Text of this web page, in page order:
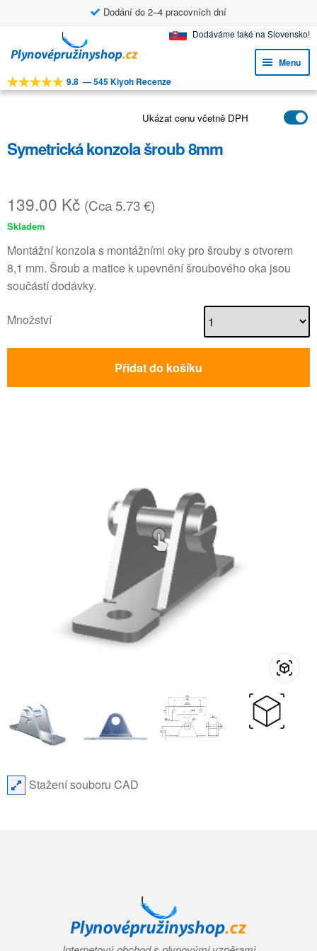
Dodání do 2–4 pracovních dní
na
k
webu
Dodáváme také na Slovensko!
Menu
NÁSTROJE
menu
APLIKACE
FAQ
9.8 —545 Kiyoh Recenze
Ukázat cenu včetně DPH
Symetrická konzola šroub 8mm
139.00 Kč (Cca 5.73 €)
Skladem
Montážní konzola s montážními oky pro šrouby s otvorem
8,1 mm. Šroub a matice k upevnění šroubového oka jsou
součástí dodávky.
Množství
Přidat do košíku
Stažení souboru CAD